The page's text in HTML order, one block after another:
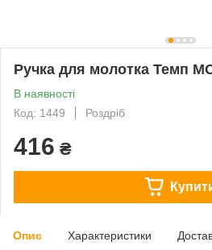
Ручка для молотка Темп
В наявності
Код: 1449
Роздріб
416 ₴
Опис Характеристики